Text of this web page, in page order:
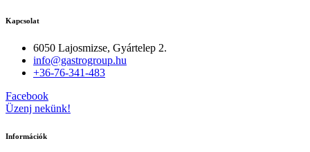
Kapcsolat
6050 Lajosmizse, Gyártelep 2.
info@gastrogroup.hu
+36-76-341-483
Facebook
Üzenj nekünk!
Információk